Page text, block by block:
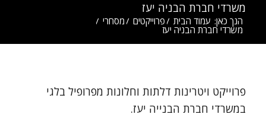
משרדי חברת הבניה יעז
הנך כאן: עמוד הבית / פרוייקטים / מסחרי /
משרדי חברת הבניה יעז
פרוייקט ויטרינות דלתות וחלונות מפרופיל בלגי
במשרדי חברת הבנייה יעז.